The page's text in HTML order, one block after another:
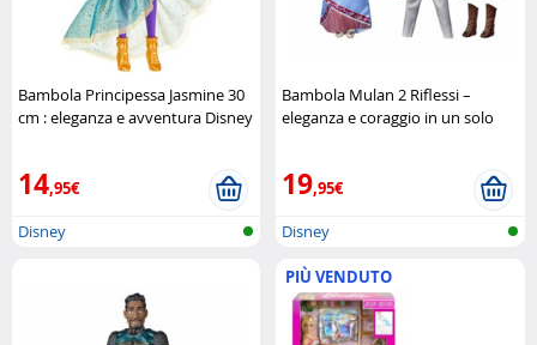
Bambola Principessa Jasmine 30
cm : eleganza e avventura Disney
14,95€
Disney
Bambola Mulan 2 Riflessi –
eleganza e coraggio in un solo
19,95€
Disney
PIÙ VENDUTO